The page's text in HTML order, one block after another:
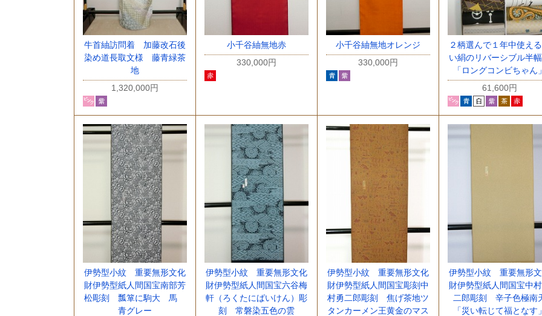
牛首紬訪問着 加藤改石後
染め道長取文様 藤青緑茶
地
1,320,000円
小千谷紬無地赤
330,000円
小千谷紬無地オレンジ
330,000円
２柄選んで１年中使え
い絹のリバーシブル半
「ロングコンビちゃん
61,600円
伊勢型小紋 重要無形文化
財伊勢型紙人間国宝南部芳
松彫刻 瓢箪に駒大 馬
青グレー
伊勢型小紋 重要無形文化
財伊勢型紙人間国宝六谷梅
軒（ろくたにばいけん）彫
刻 常磐染五色の雲
伊勢型小紋 重要無形文化
財伊勢型紙人間国宝彫刻中
村勇二郎彫刻 焦げ茶地ツ
タンカーメン王黄金のマス
伊勢型小紋 重要無形
財伊勢型紙人間国宝中
二郎彫刻 辛子色極南
「災い転じて福となす